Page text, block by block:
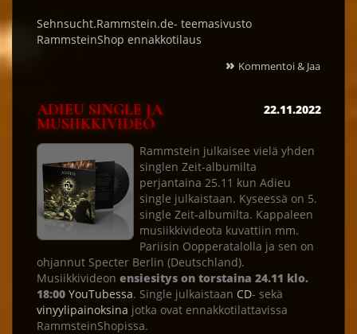
Sehnsucht.Rammstein.de- teemasivusto
RammsteinShop ennakkotilaus
» Kommentoi & Jaa
ADIEU SINGLE JA
MUSIIKKIVIDEO
22.11.2022
Rammstein julkaisee vielä yhden
singlen Zeit-albumilta
perjantaina 25.11 kun Adieu
single julkaistaan. Kyseessä on 5.
single Zeit-albumilta. Kappaleen
musiikkivideota kuvattiin mm.
Pariisin Oopperatalolla ja sen on
ohjannut Specter Berlin (Deutschland).
Musiikkivideon ensiesitys on torstaina 24.11 klo.
18:00 YouTubessa. Single julkaistaan CD- sekä
vinyylipainoksina jotka ovat ennakkotilattavissa
RammsteinShopissa.